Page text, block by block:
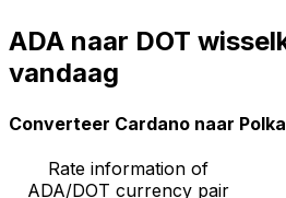
ADA naar DOT
vandaag
Converteer Cardano naar
Rate information of
ADA/DOT currency pair